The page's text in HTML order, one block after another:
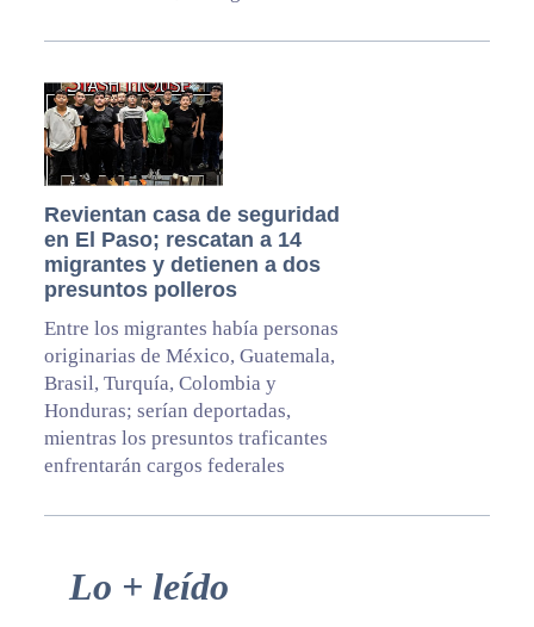
Revientan casa de seguridad
en El Paso; rescatan a 14
migrantes y detienen a dos
presuntos polleros
Entre los migrantes había personas
originarias de México, Guatemala,
Brasil, Turquía, Colombia y
Honduras; serían deportadas,
mientras los presuntos traficantes
enfrentarán cargos federales
Primary
Sidebar
Lo + leído